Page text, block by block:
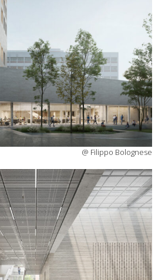
@ Filippo Bolognese